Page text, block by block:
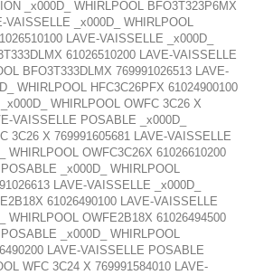
_x000D_ WHIRLPOOL BFO3T323P6MX
VAISSELLE _x000D_ WHIRLPOOL
LAVE-VAISSELLE _x000D_
61026510200 LAVE-VAISSELLE
BFO3T333DLMX 769991026513 LAVE-
WHIRLPOOL HFC3C26PFX 61024900100
WHIRLPOOL OWFC 3C26 X
VAISSELLE POSABLE _x000D_
3C26 X 769991605681 LAVE-VAISSELLE
WHIRLPOOL OWFC3C26X 61026610200
_x000D_ WHIRLPOOL
LAVE-VAISSELLE _x000D_
61026490100 LAVE-VAISSELLE
WHIRLPOOL OWFE2B18X 61026494500
_x000D_ WHIRLPOOL
LAVE-VAISSELLE POSABLE
WFC 3C24 X 769991584010 LAVE-